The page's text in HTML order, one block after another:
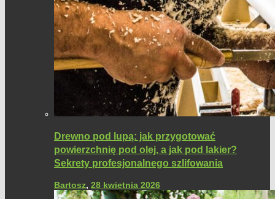
Drewno pod lupą: jak przygotować
powierzchnię pod olej, a jak pod lakier?
Sekrety profesjonalnego szlifowania
Bartosz, 28 kwietnia 2026